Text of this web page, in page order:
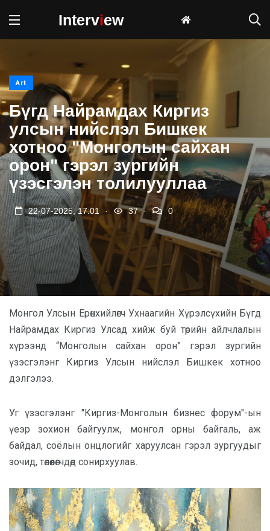
Interview
Art
Бүгд Найрамдах Киргиз
улсын нийслэл Бишкек
хотноо "Монголын сайхан
орон" гэрэл зургийн
үзэсгэлэн толилууллаа
22-07-2025, 17:01 37 . 0
Монгол Улсын Ерөнхийлөгч Ухнаагийн Хүрэлсүхийн Бүгд
Найрамдах Киргиз Улсад хийж буй төрийн айлчлалын
хүрээнд “Монголын сайхан орон” гэрэл зургийн
үзэсгэлэнг Киргиз Улсын нийслэл Бишкек хотноо
дэлгэлээ.
Уг үзэсгэлэнг "Киргиз-Монголын бизнес форум"-ын
үеэр зохион байгуулж, монгол орны байгаль, аж
байдал, соёлын онцлогийг харуулсан гэрэл зургуудыг
зочид, төлөөлөгчдөд сонирхуулав.